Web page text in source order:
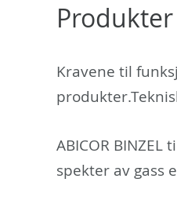
Kravene til
ABICOR
spekter av gass